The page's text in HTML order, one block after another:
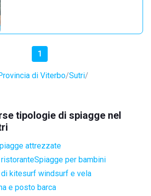
1
di Viterbo Sutri
tipologie di spiagge nel
attrezzate
Spiagge per bambini
kitesurf windsurf e vela
e posto barca